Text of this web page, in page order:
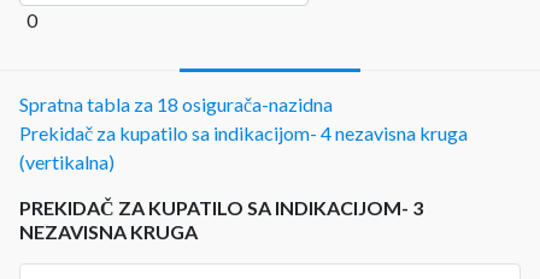
0
Spratna tabla za 18 osigurača-nazidna
Prekidač za kupatilo sa indikacijom- 4 nezavisna kruga
(vertikalna)
PREKIDAČ ZA KUPATILO SA INDIKACIJOM- 3
NEZAVISNA KRUGA